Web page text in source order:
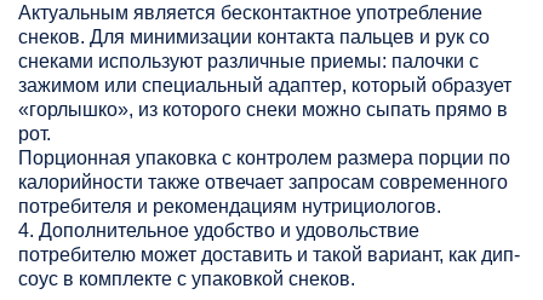
Актуальным является бесконтактное употребление
снеков. Для минимизации контакта пальцев и рук со
снеками используют различные приемы: палочки с
зажимом или специальный адаптер, который образует
«горлышко», из которого снеки можно сыпать прямо в
рот.
Порционная упаковка с контролем размера порции по
калорийности также отвечает запросам современного
потребителя и рекомендациям нутрициологов.
4. Дополнительное удобство и удовольствие
потребителю может доставить и такой вариант, как дип-
соус в комплекте с упаковкой снеков.